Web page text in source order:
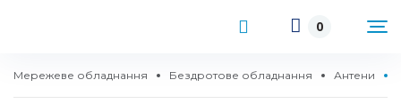
0
Мережеве обладнання Бездротове обладнання Антени